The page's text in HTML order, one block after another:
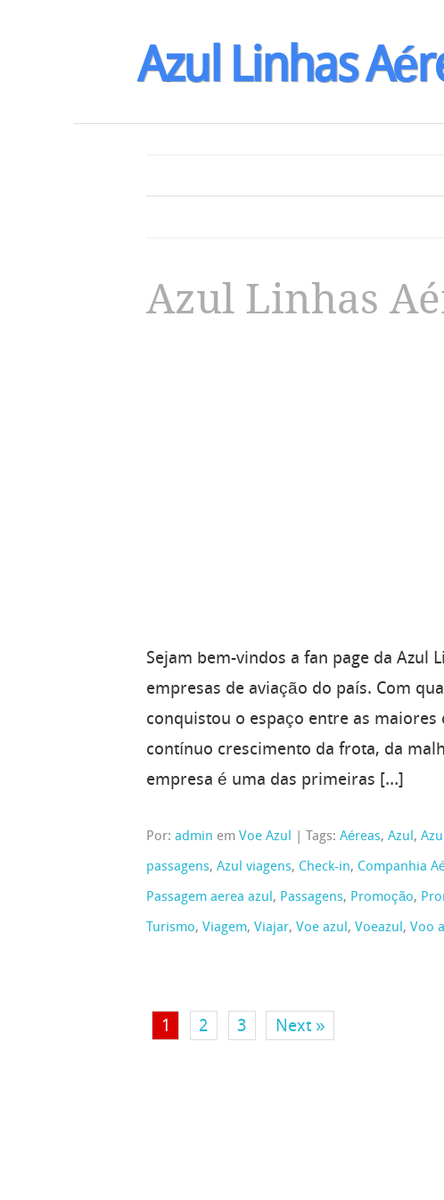
Azul Linhas
Azul Linhas
Sejam bem-vindos a fan page da Azul
empresas de aviação do país. Com
conquistou o espaço entre as
contínuo crescimento da frota, da
empresa é uma das primeiras […]
Por:admin emVoe Azul Tags:Aéreas,Azul ,
passagens,Azul viagens, Check-in, Companhia
Passagem aerea azul , Passagens, Promoção,
Turismo,Viagem,Viajar,Voe azul ,Voeazul ,Voo
1 2 3 Next »